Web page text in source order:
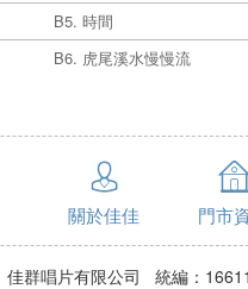
B5. 時間
B6. 虎尾溪水慢慢流
關於佳佳 門市
佳群唱片有限公司 統編：